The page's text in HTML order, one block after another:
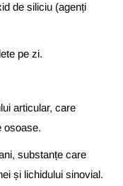
de siliciu (agenți
pe zi.
articular, care
osoase.
substanțe care
și lichidului sinovial.